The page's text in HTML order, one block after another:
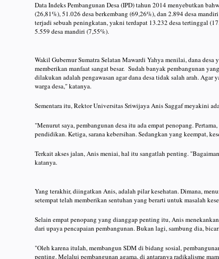
Data Indeks Pembangunan Desa (IPD) tahun 2014 menyebutkan
(26,81%), 51.026 desa berkembang (69,26%), dan 2.894 desa
terjadi sebuah peningkatan, yakni terdapat 13.232 desa tertinggal
5.559 desa mandiri (7,55%).
Wakil Gubernur Sumatra Selatan Mawardi Yahya menilai, dana
memberikan manfaat sangat besar. Sudah banyak pembangunan
dilakukan adalah pengawasan agar dana desa tidak salah arah.
warga desa," katanya.
Sementara itu, Rektor Universitas Sriwijaya Anis Saggaf meyakini
"Menurut saya, pembangunan desa itu ada empat penopang.
pendidikan. Ketiga, sarana kebersihan. Sedangkan yang keempat,
Terkait akses jalan, Anis meniai, hal itu sangatlah penting.
katanya.
Yang terakhir, diingatkan Anis, adalah pilar kesehatan. Dimana,
setempat telah memberikan sentuhan yang berarti untuk masalah
Selain empat penopang yang dianggap penting itu, Anis
dari upaya pencapaian pembangunan. Bukan lagi, sambung dia,
"Oleh karena itulah, membangun SDM di bidang sosial,
penting. Melalui pembangunan agama, di antaranya radikalisme